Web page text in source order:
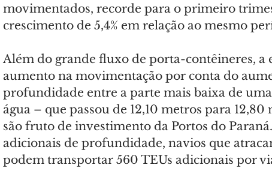
movimentados, recorde para o primeiro
crescimento de 5,4% em relação ao mesmo
Além do grande fluxo de porta-contêineres, a
aumento na movimentação por conta do
profundidade entre a parte mais baixa de
água – que passou de 12,10 metros para
são fruto de investimento da Portos do
adicionais de profundidade, navios que
podem transportar 560 TEUs adicionais por